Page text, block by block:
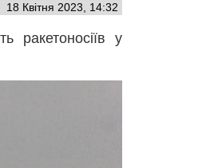
18 Квітня 2023, 14:32
ракетоносіїв у